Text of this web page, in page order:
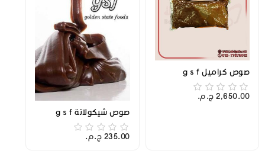
صوص كراميل g s f
2,650.00 ج.م.‏
صوص شيكولاتة g s f
235.00 ج.م.‏